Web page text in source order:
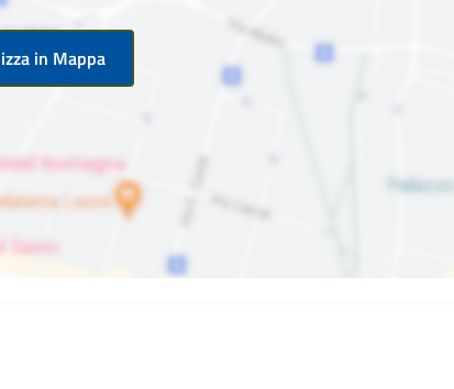
in Mappa